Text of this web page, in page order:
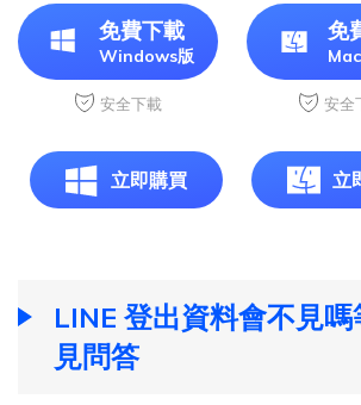
免費下載
Windows版
安全下載
免
安全
立即購買 立
LINE 登出資料會不見嗎
見問答